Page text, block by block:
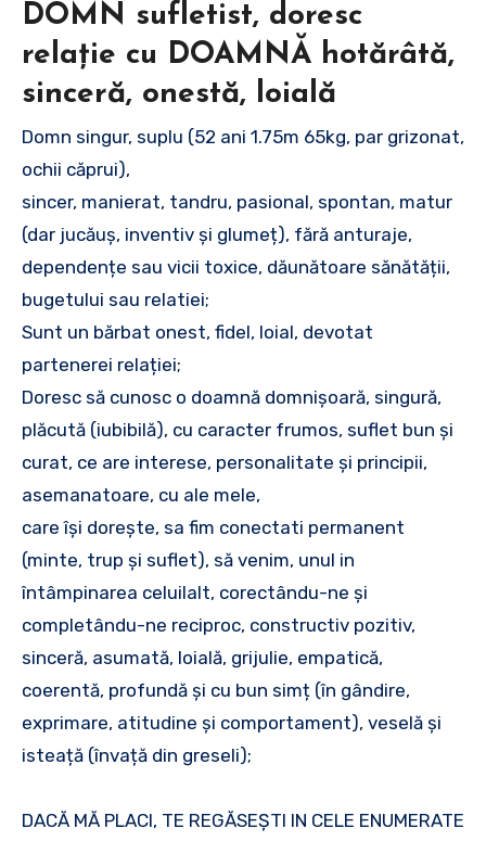
DOMN sufletist, doresc
relație cu DOAMNĂ hotărâtă,
sinceră, onestă, loială
Domn singur, suplu (52 ani 1.75m 65kg, par grizonat,
ochii căprui),
sincer, manierat, tandru, pasional, spontan, matur
(dar jucăuș, inventiv și glumeț), fără anturaje,
dependențe sau vicii toxice, dăunătoare sănătății,
bugetului sau relatiei;
Sunt un bărbat onest, fidel, loial, devotat
partenerei relației;
Doresc să cunosc o doamnă domnișoară, singură,
plăcută (iubibilă), cu caracter frumos, suflet bun și
curat, ce are interese, personalitate și principii,
asemanatoare, cu ale mele,
care își dorește, sa fim conectati permanent
(minte, trup și suflet), să venim, unul in
întâmpinarea celuilalt, corectându-ne și
completându-ne reciproc, constructiv pozitiv,
sinceră, asumată, loială, grijulie, empatică,
coerentă, profundă și cu bun simț (în gândire,
exprimare, atitudine și comportament), veselă și
isteață (învață din greseli);
DACĂ MĂ PLACI, TE REGĂSEȘTI IN CELE ENUMERATE